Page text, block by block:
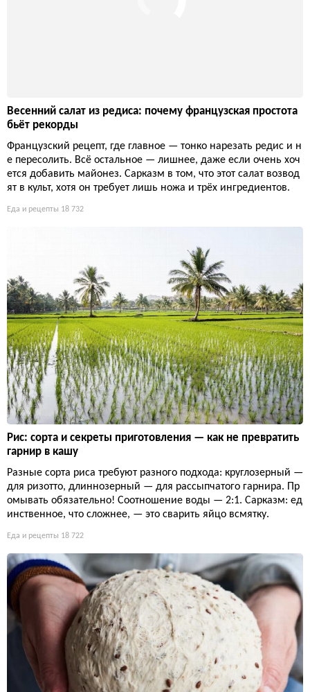
Весенний салат из редиса: почему французская простота
бьёт рекорды
Французский рецепт, где главное — тонко нарезать редис и н
е пересолить. Всё остальное — лишнее, даже если очень хоч
ется добавить майонез. Сарказм в том, что этот салат возвод
ят в культ, хотя он требует лишь ножа и трёх ингредиентов.
Еда и рецепты 18 732
Рис: сорта и секреты приготовления — как не превратить
гарнир в кашу
Разные сорта риса требуют разного подхода: круглозерный —
для ризотто, длиннозерный — для рассыпчатого гарнира. Пр
омывать обязательно! Соотношение воды — 2:1. Сарказм: ед
инственное, что сложнее, — это сварить яйцо всмятку.
Еда и рецепты 18 722